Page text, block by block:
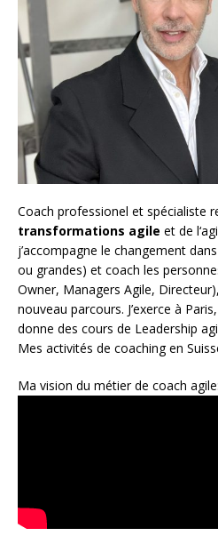
Coach professionel et spécialiste
transformations agile et de l
j’accompagne le changement
ou grandes) et coach les
Owner, Managers Agile,
nouveau parcours. J’exerce à
donne des cours de Leadership
Mes activités de coaching en
Ma vision du métier de coach agile: